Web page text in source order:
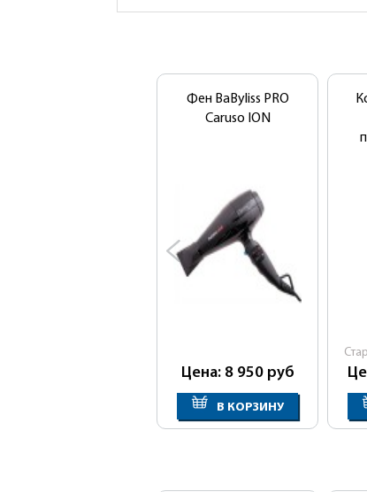
Фен BaByliss PRO
Caruso ION
Цена: 8 950 руб
В КОРЗИНУ